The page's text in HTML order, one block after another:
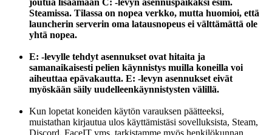
joutua lisäämään C: -levyn asennuspaikaksi esim.
Steamissa. Tilassa on nopea verkko, mutta huomioi, että
launcherin serverin oma latausnopeus ei välttämättä ole
yhtä nopea.
E: -levylle tehdyt asennukset ovat hitaita ja
samanaikaisesti pelien käynnistys muilla koneilla voi
aiheuttaa epävakautta. E: -levyn asennukset eivät
myöskään säily uudelleenkäynnistysten välillä.
Kun lopetat koneiden käytön varauksen päätteeksi,
muistathan kirjautua ulos käyttämistäsi sovelluksista, Steam,